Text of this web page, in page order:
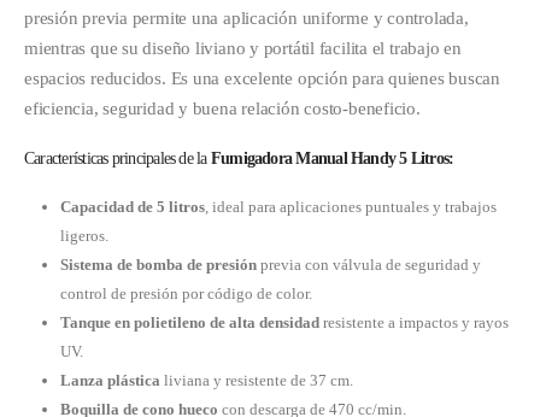
presión previa permite una aplicación uniforme y controlada,
mientras que su diseño liviano y portátil facilita el trabajo en
espacios reducidos. Es una excelente opción para quienes buscan
eficiencia, seguridad y buena relación costo-beneficio.
Características principales de laFumigadora Manual Handy 5 Litros:
Capacidad de 5 litros, ideal para aplicaciones puntuales y trabajos
ligeros.
Sistema de bomba de presiónprevia con válvula de seguridad y
control de presión por código de color.
Tanque en polietileno de alta densidadresistente a impactos y rayos
UV.
Lanza plástica liviana y resistente de 37 cm.
Boquilla de cono hueco con descarga de 470 cc/min.